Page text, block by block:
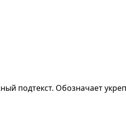
подтекст. Обозначает